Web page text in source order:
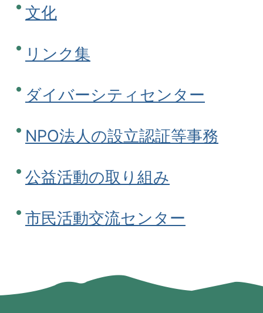
文化
リンク集
ダイバーシティセンター
NPO法人の設立認証等事務
公益活動の取り組み
市民活動交流センター